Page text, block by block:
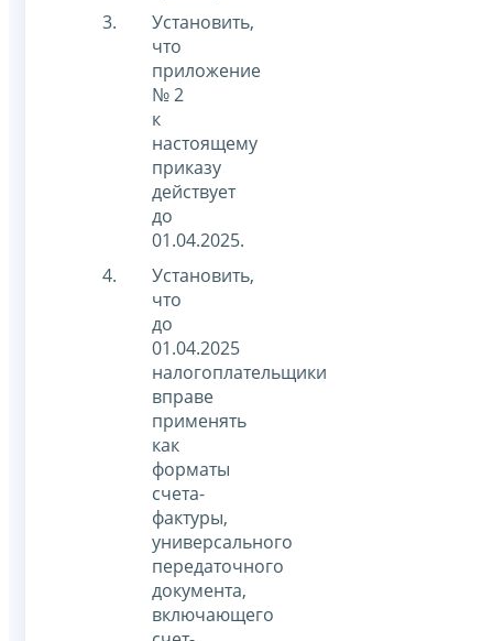
Установить,
что
приложение
№ 2
к
настоящему
приказу
действует
до
01.04.2025.
Установить,
что
до
01.04.2025
налогоплательщики
вправе
применять
как
форматы
счета-
фактуры,
универсального
передаточного
документа,
включающего